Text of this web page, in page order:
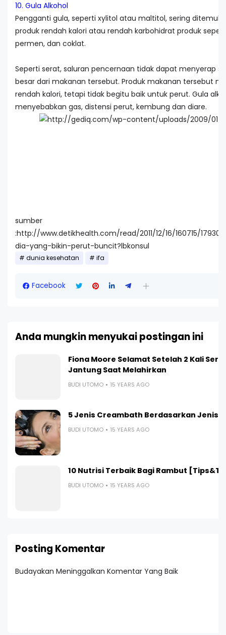
10. Gula Alkohol
Pengganti gula, seperti xylitol atau maltitol, sering
produk rendah kalori atau rendah karbohidrat produk
permen, dan coklat.
Seperti serat, saluran pencernaan tidak dapat menyerap
besar dari makanan tersebut. Produk makanan tersebut
rendah kalori, tetapi tidak begitu baik untuk perut. Gula
menyebabkan gas, distensi perut, kembung dan diare.
sumber
:http://www.detikhealth.com/read/2011/12/16/160715/
dia-yang-bikin-perut-buncit?lbkonsul
dunia kesehatan ifa
Facebook
Anda mungkin menyukai postingan ini
Fiona Moore Selamat Setelah 2 Kali
Jantung Saat Melahirkan
BUDI UTOMO 15 YEARS AGO
5 Jenis Creambath Berdasarkan Jenis
BUDI UTOMO 15 YEARS AGO
10 Nutrisi Terbaik Bagi Rambut
BUDI UTOMO 15 YEARS AGO
Posting Komentar
Budayakan Meninggalkan Komentar Yang Baik